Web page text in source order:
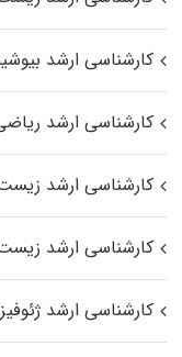
کارشناسی ارشد
کارشناسی ارشد
کارشناسی ارشد
کارشناسی ارشد
کارشناسی ارشد